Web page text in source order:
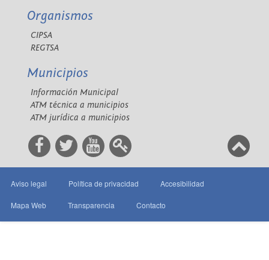
Organismos
CIPSA
REGTSA
Municipios
Información Municipal
ATM técnica a municipios
ATM jurídica a municipios
Aviso legal Política de privacidad Accesibilidad
Mapa Web Transparencia Contacto